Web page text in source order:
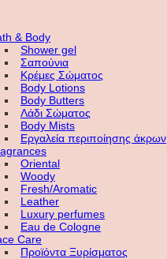
& Body
Shower gel
Σαπούνια
Κρέμες Σώματος
Body Lotions
Body Butters
Λάδι Σώματος
Body Mists
Εργαλεία περιποίησης άκρων
Oriental
Woody
Fresh/Aromatic
Leather
Luxury perfumes
Eau de Cologne
Care
Προϊόντα Ξυρίσματος